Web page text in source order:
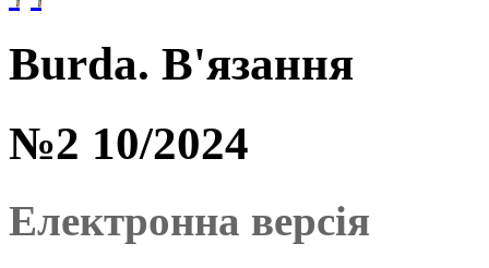
Burda. В'язання
№2 10/2024
Електронна версія